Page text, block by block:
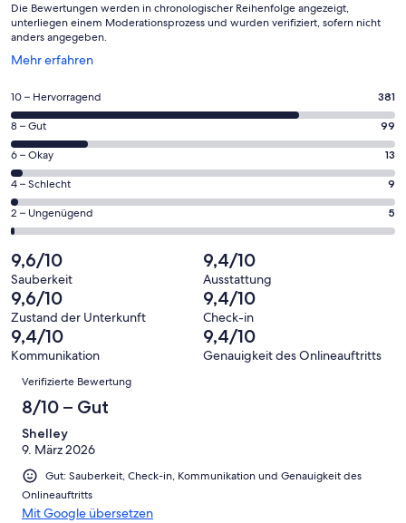
Die Bewertungen werden in chronologischer Reihenfolge angezeigt,
unterliegen einem Moderationsprozess und wurden verifiziert, sofern nicht
anders angegeben.
Mehr erfahren
Wird
einem
neuen
Fenster
geöffnet
381
von
insgesamt
507
Gästebewertungen
haben
eine
Bewertung
von
10
-
Hervorragend
10 – Hervorragend 381
99
von
insgesamt
507
Gästebewertungen
haben
Bewertung
von
8
-
Gut
8 – Gut 99
13
von
insgesamt
507
Gästebewertungen
haben
eine
Bewertung
von
6
-
Okay
6 – Okay 13
9
von
insgesamt
Gästebewertungen
haben
eine
Bewertung
von
4
Schlecht
4 – Schlecht 9
5
von
insgesamt
507
Gästebewertungen
haben
eine
Bewertung
Ungenügend
2 – Ungenügend 5
9,6/10
Sauberkeit
9,4/10
Ausstattung
9,6/10
Zustand der Unterkunft
9,4/10
Check-in
9,4/10
Kommunikation
9,4/10
Genauigkeit des Onlineauftritts
Bewertungen
Verifizierte Bewertung
8/10 – Gut
Shelley
9. März 2026
Gut: Sauberkeit, Check-in, Kommunikation und Genauigkeit des
Onlineauftritts
Mit Google übersetzen